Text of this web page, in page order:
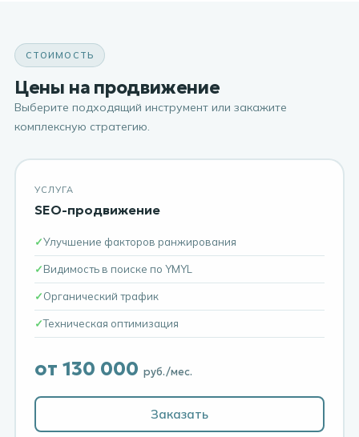
СТОИМОСТЬ
Цены на продвижение
Выберите подходящий инструмент или закажите
комплексную стратегию.
УСЛУГА
SEO-продвижение
Улучшение факторов ранжирования
Видимость в поиске по YMYL
Органический трафик
Техническая оптимизация
от 130 000руб./мес.
Заказать